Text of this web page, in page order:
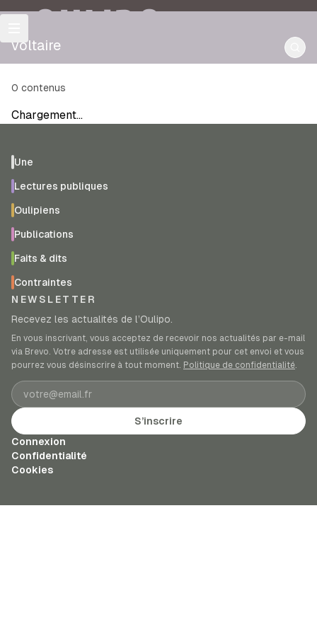
OULIPO
voltaire
0 contenus
Chargement…
Une
Lectures publiques
Oulipiens
Publications
Faits & dits
Contraintes
NEWSLETTER
Recevez les actualités de l’Oulipo.
En vous inscrivant, vous acceptez de recevoir nos actualités par e-mail
via Brevo. Votre adresse est utilisée uniquement pour cet envoi et vous
pourrez vous désinscrire à tout moment. Politique de confidentialité.
Adresse e-mail
S’inscrire
Connexion
Confidentialité
Cookies